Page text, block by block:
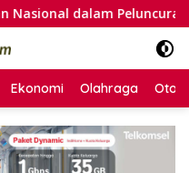
Buku Soemitro
Ekonomi Olahraga